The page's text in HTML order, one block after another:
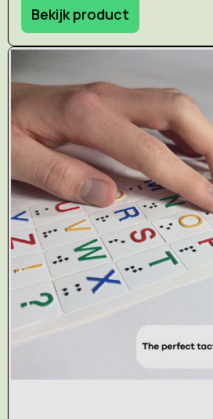
Bekijk product